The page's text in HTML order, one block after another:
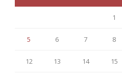
1
5 6 7 8
12 13 14 15